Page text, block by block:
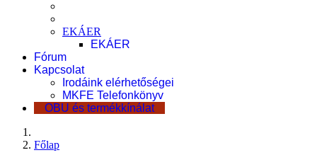
EKÁER
EKÁER
Fórum
Kapcsolat
Irodáink elérhetőségei
MKFE Telefonkönyv
OBU és termékkínálat
Főlap